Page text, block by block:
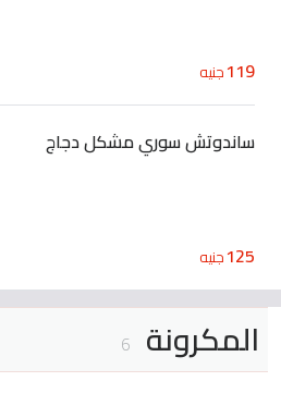
119جنيه
ساندوتش سوري مشكل دجاج
125جنيه
المكرونة 6